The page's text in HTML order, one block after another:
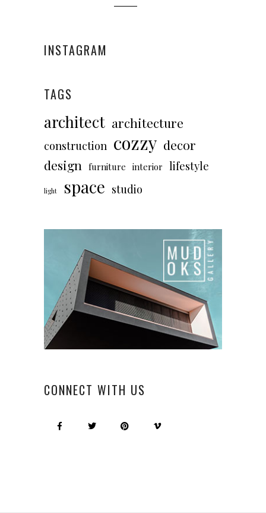
INSTAGRAM
TAGS
architect architecture
construction cozzy decor
design
furniture interior lifestyle
light space studio
CONNECT WITH US